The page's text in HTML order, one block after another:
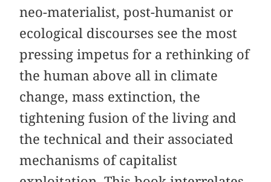
neo-materialist, post-humanist or
ecological discourses see the most
pressing impetus for a rethinking of
the human above all in climate
change, mass extinction, the
tightening fusion of the living and
the technical and their associated
mechanisms of capitalist